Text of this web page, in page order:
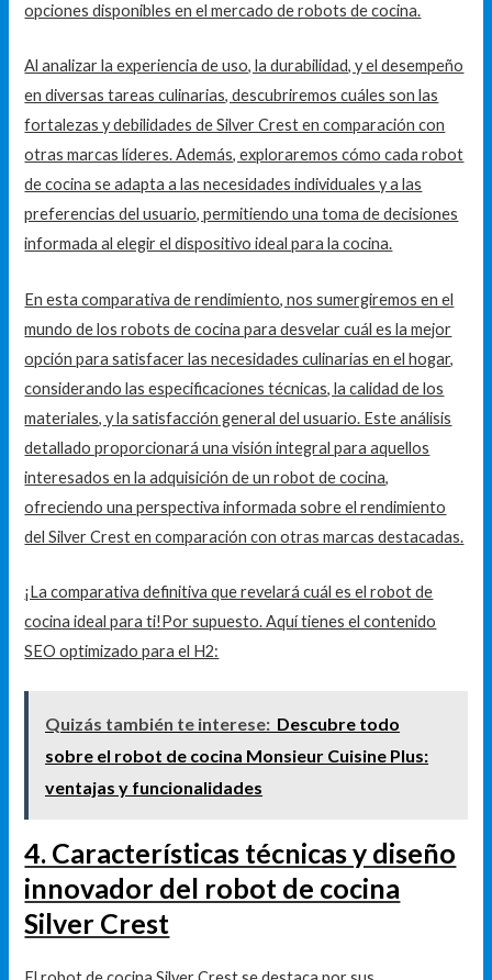
opciones disponibles en el mercado de robots de cocina.
Al analizar la experiencia de uso, la durabilidad, y el desempeño
en diversas tareas culinarias, descubriremos cuáles son las
fortalezas y debilidades de Silver Crest en comparación con
otras marcas líderes. Además, exploraremos cómo cada robot
de cocina se adapta a las necesidades individuales y a las
preferencias del usuario, permitiendo una toma de decisiones
informada al elegir el dispositivo ideal para la cocina.
En esta comparativa de rendimiento, nos sumergiremos en el
mundo de los robots de cocina para desvelar cuál es la mejor
opción para satisfacer las necesidades culinarias en el hogar,
considerando las especificaciones técnicas, la calidad de los
materiales, y la satisfacción general del usuario. Este análisis
detallado proporcionará una visión integral para aquellos
interesados en la adquisición de un robot de cocina,
ofreciendo una perspectiva informada sobre el rendimiento
del Silver Crest en comparación con otras marcas destacadas.
¡La comparativa definitiva que revelará cuál es el robot de
cocina ideal para ti!Por supuesto. Aquí tienes el contenido
SEO optimizado para el H2:
Quizás también te interese: Descubre todo
sobre el robot de cocina Monsieur Cuisine Plus:
ventajas y funcionalidades
4. Características técnicas y diseño
innovador del robot de cocina
Silver Crest